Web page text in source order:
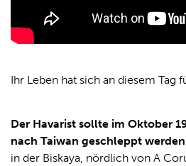
Ihr Leben hat sich an diesem Tag
Der Havarist sollte im Oktober
nach Taiwan geschleppt
in der Biskaya, nördlich von A